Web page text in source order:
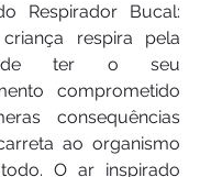
Respirador Bucal:
respira pela
ter o seu
comprometido
consequências
ao organismo
O ar inspirado